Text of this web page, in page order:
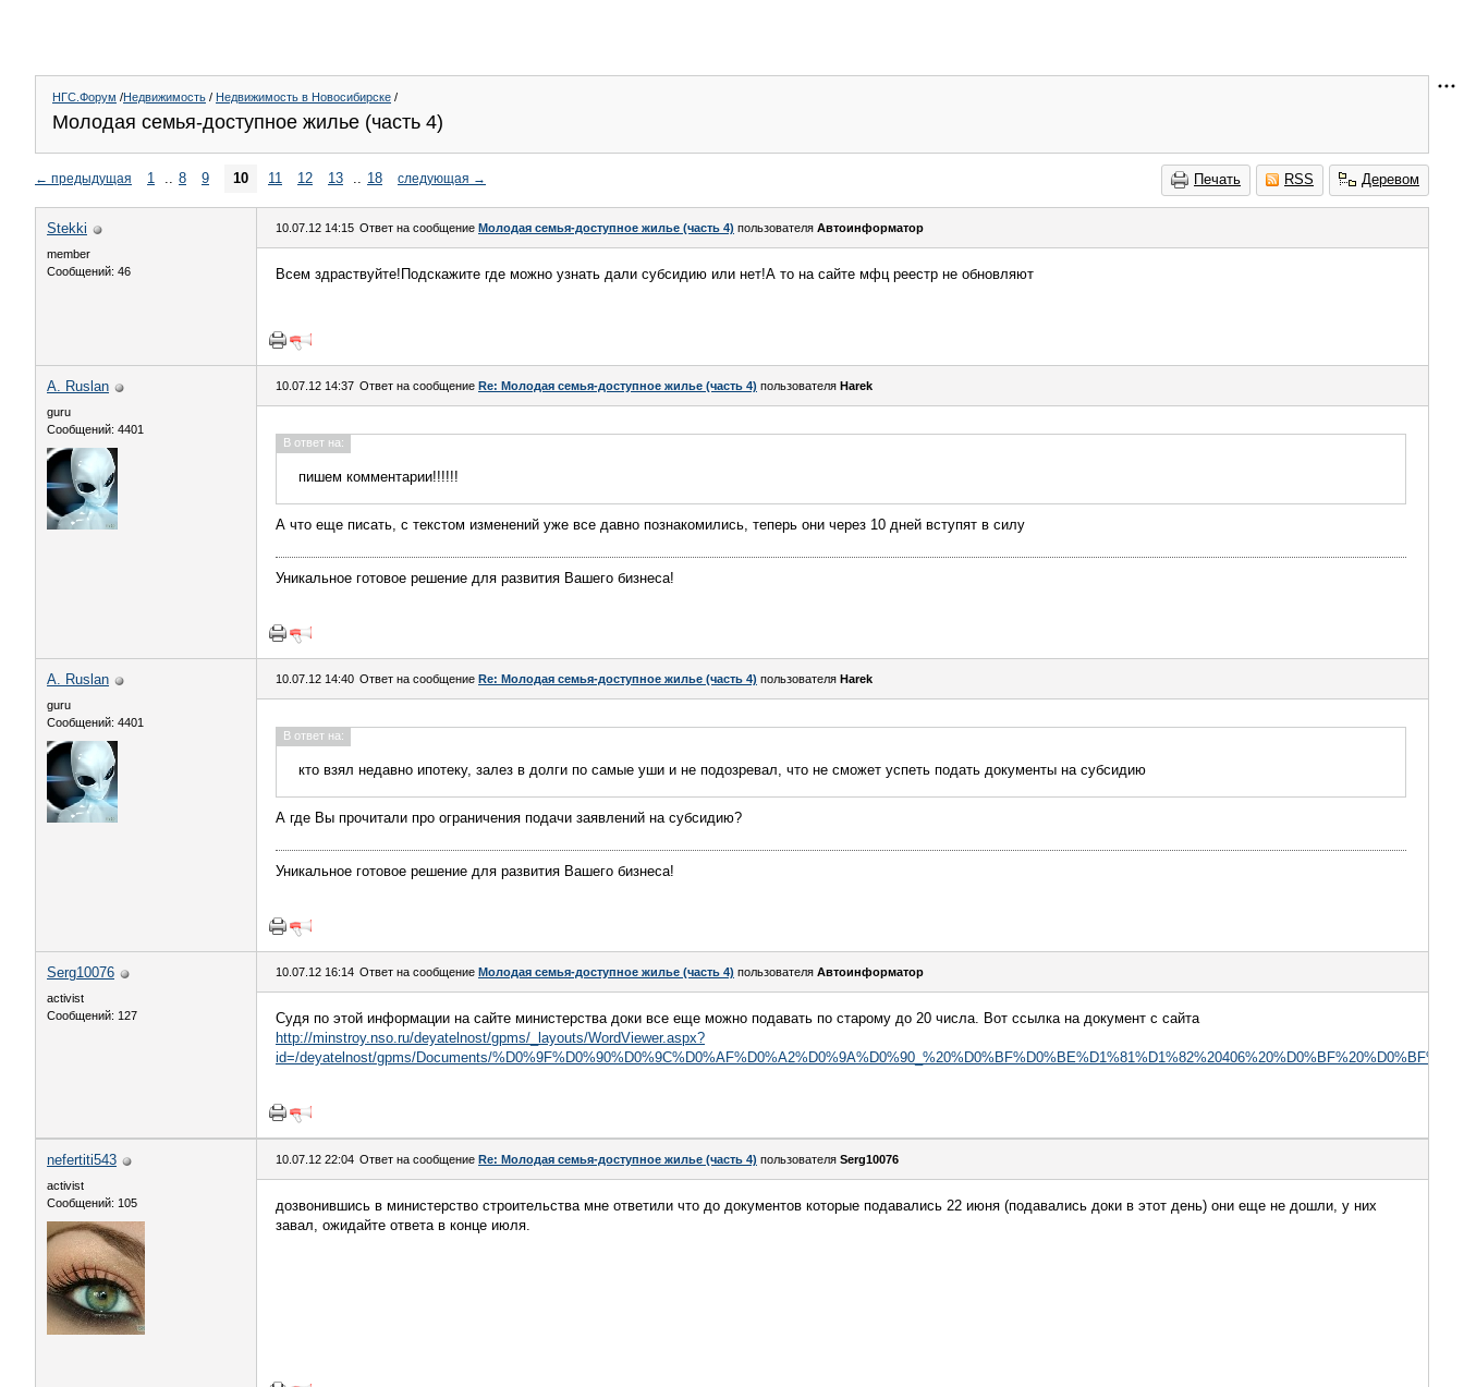
НГС.Форум /Недвижимость / Недвижимость в Новосибирске /
Молодая семья-доступное жилье (часть 4)
Печать RSS Деревом
← предыдущая 1 .. 8 9 10 11 12 13 .. 18 следующая →
Stekki
member
Сообщений: 46
10.07.12 14:15 Ответ на сообщение Молодая семья-доступное жилье (часть 4) пользователя Автоинформатор
Всем здраствуйте!Подскажите где можно узнать дали субсидию или нет!А то на сайте мфц реестр не обновляют
A. Ruslan
guru
Сообщений: 4401
10.07.12 14:37 Ответ на сообщение Re: Молодая семья-доступное жилье (часть 4) пользователя Harek
В ответ на:
пишем комментарии!!!!!!
А что еще писать, с текстом изменений уже все давно познакомились, теперь они через 10 дней вступят в силу
Уникальное готовое решение для развития Вашего бизнеса!
A. Ruslan
guru
Сообщений: 4401
10.07.12 14:40 Ответ на сообщение Re: Молодая семья-доступное жилье (часть 4) пользователя Harek
В ответ на:
кто взял недавно ипотеку, залез в долги по самые уши и не подозревал, что не сможет успеть подать документы на субсидию
А где Вы прочитали про ограничения подачи заявлений на субсидию?
Уникальное готовое решение для развития Вашего бизнеса!
Serg10076
activist
Сообщений: 127
10.07.12 16:14 Ответ на сообщение Молодая семья-доступное жилье (часть 4) пользователя Автоинформатор
Судя по этой информации на сайте министерства доки все еще можно подавать по старому до 20 числа. Вот ссылка на документ с сайта
http://minstroy.nso.ru/deyatelnost/gpms/_layouts/WordViewer.aspx?
id=/deyatelnost/gpms/Documents/
nefertiti543
activist
Сообщений: 105
10.07.12 22:04 Ответ на сообщение Re: Молодая семья-доступное жилье (часть 4) пользователя Serg10076
дозвонившись в министерство строительства мне ответили что до документов которые подавались 22 июня (подавались доки в этот день) они еще не дошли, у них
завал, ожидайте ответа в конце июля.